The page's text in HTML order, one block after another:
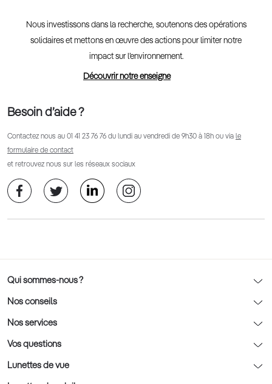
Nous investissons dans la recherche, soutenons des opérations
solidaires et mettons en œuvre des actions pour limiter notre
impact sur l’environnement.
Découvrir notre enseigne
Besoin d’aide ?
Contactez nous au 01 41 23 76 76 du lundi au vendredi de 9h30 à 18h ou via le
formulaire de contact
et retrouvez nous sur les réseaux sociaux
Qui sommes-nous ?
Notre charte déontologique
AFNOR Certification
Rendez-vous prévision
Nos conseils
Nos conseils lunettes
Nos conseils lentilles
Nos conseils enfants
Nos conseils santé visuelle
Nos services
Optic 2000 à domicile
Le contrôle de la vue chez votre opticien
Vos questions
Lunettes de vue